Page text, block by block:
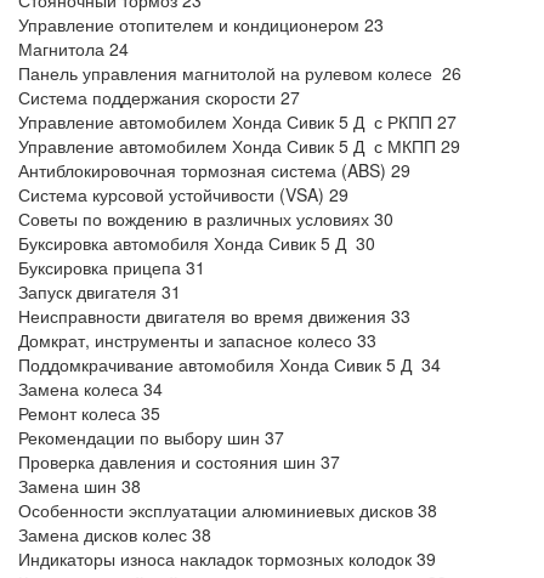
Управление отопителем и кондиционером 23
Магнитола 24
Панель управления магнитолой на рулевом колесе 26
Система поддержания скорости 27
Управление автомобилем Хонда Сивик 5 Д с РКПП 27
Управление автомобилем Хонда Сивик 5 Д с МКПП 29
Антиблокировочная тормозная система (ABS) 29
Система курсовой устойчивости (VSA) 29
Советы по вождению в различных условиях 30
Буксировка автомобиля Хонда Сивик 5 Д 30
Буксировка прицепа 31
Запуск двигателя 31
Неисправности двигателя во время движения 33
Домкрат, инструменты и запасное колесо 33
Поддомкрачивание автомобиля Хонда Сивик 5 Д 34
Замена колеса 34
Ремонт колеса 35
Рекомендации по выбору шин 37
Проверка давления и состояния шин 37
Замена шин 38
Особенности эксплуатации алюминиевых дисков 38
Замена дисков колес 38
Индикаторы износа накладок тормозных колодок 39